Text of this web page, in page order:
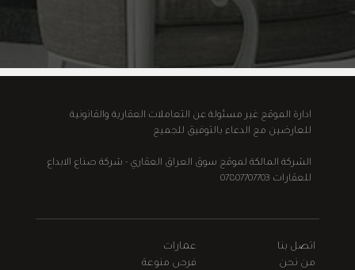
ادارة الموقع غير مسئولة عن التعاملات العقارية والقانونية
للعارضين مع الدعاء بالتوفيق للجميع
الشركة المالكة لموقع سوق العراق العقاري - شركة صناع الابداع
للعقارات 07807707703
اتصل بنا
من نحن
عمارات
فرص منوعة